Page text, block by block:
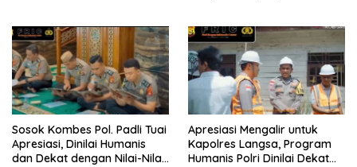
Sesor
Sosok Kombes Pol. Padli Tuai
Apresiasi, Dinilai Humanis
dan Dekat dengan Nilai-Nilai
Apresiasi Mengalir untuk
Kapolres Langsa, Program
Humanis Polri Dinilai Dekat